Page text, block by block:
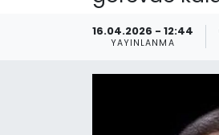
16.04.2026 - 12:44
YAYINLANMA
Teknoloji
Teknoloji
Yaşam